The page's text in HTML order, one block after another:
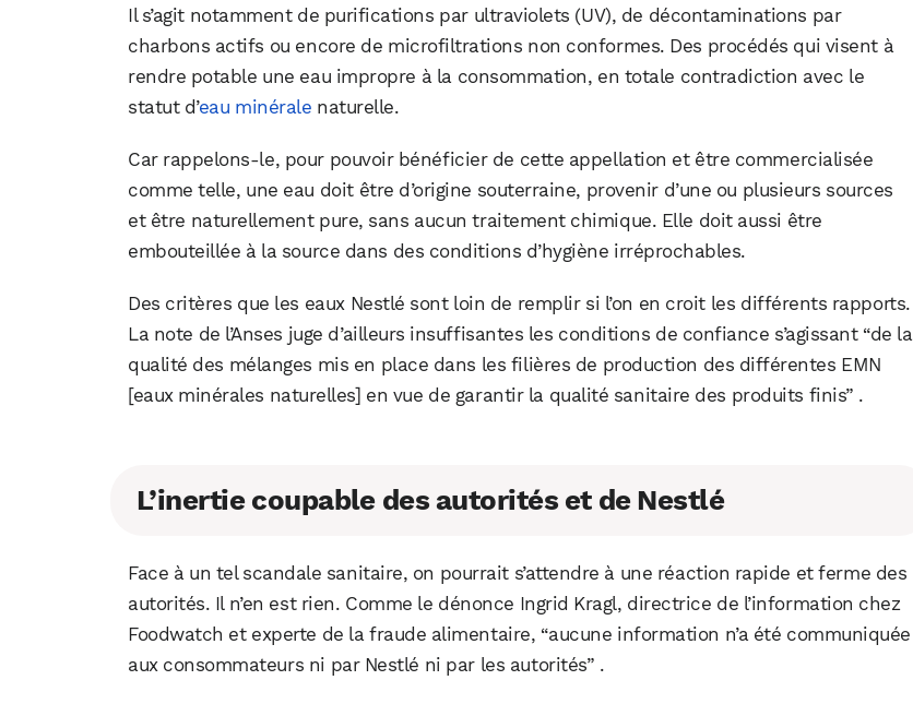
Il s’agit notamment de purifications par ultraviolets (UV), de décontaminations par
charbons actifs ou encore de microfiltrations non conformes. Des procédés qui visent à
rendre potable une eau impropre à la consommation, en totale contradiction avec le
statut d’eau minérale naturelle.
Car rappelons-le, pour pouvoir bénéficier de cette appellation et être commercialisée
comme telle, une eau doit être d’origine souterraine, provenir d’une ou plusieurs sources
et être naturellement pure, sans aucun traitement chimique. Elle doit aussi être
embouteillée à la source dans des conditions d’hygiène irréprochables.
Des critères que les eaux Nestlé sont loin de remplir si l’on en croit les différents rapports.
La note de l’Anses juge d’ailleurs insuffisantes les conditions de confiance s’agissant “de la
qualité des mélanges mis en place dans les filières de production des différentes EMN
[eaux minérales naturelles] en vue de garantir la qualité sanitaire des produits finis” .
L’inertie coupable des autorités et de Nestlé
Face à un tel scandale sanitaire, on pourrait s’attendre à une réaction rapide et ferme des
autorités. Il n’en est rien. Comme le dénonce Ingrid Kragl, directrice de l’information chez
Foodwatch et experte de la fraude alimentaire, “aucune information n’a été communiquée
aux consommateurs ni par Nestlé ni par les autorités” .